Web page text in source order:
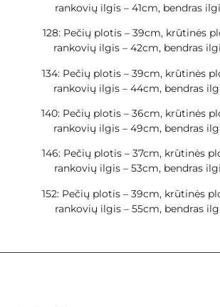
rankovių ilgis – 41cm, bendras
128: Pečių plotis – 39cm, krūtinės
rankovių ilgis – 42cm, bendras
134: Pečių plotis – 39cm, krūtinės
rankovių ilgis – 44cm, bendras
140: Pečių plotis – 36cm, krūtinės
rankovių ilgis – 49cm, bendras
146: Pečių plotis – 37cm, krūtinės
rankovių ilgis – 53cm, bendras
152: Pečių plotis – 39cm, krūtinės
rankovių ilgis – 55cm, bendras